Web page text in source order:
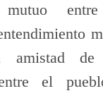
mutuo
de
entre el